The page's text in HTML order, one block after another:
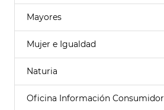
Mayores
Mujer e Igualdad
Naturia
Oficina Información Consumidor